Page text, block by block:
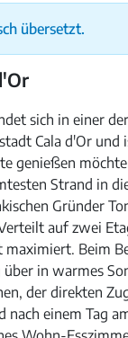
übersetzt.
sich in einer
Cala d'Or
genießen
Strand in
Gründer
auf zwei
Beim
in warmes
der direkten
einem Tag